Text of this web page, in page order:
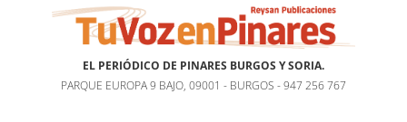
EL PERIÓDICO DE PINARES BURGOS Y SORIA.
PARQUE EUROPA 9 BAJO, 09001 - BURGOS - 947 256 767